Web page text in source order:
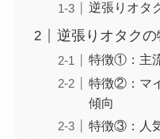
逆張りオタ
逆張りオタクの
特徴①：主
特徴②：マ
傾向
特徴③：人